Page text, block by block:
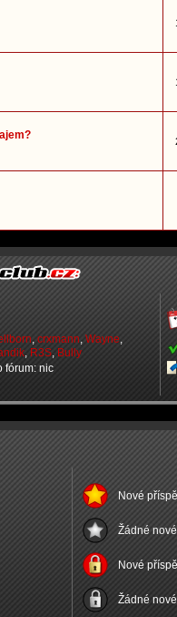
, crxmann, Wayne,
, R3S, Bully
fórum: nic
Nové
Žádné
Nové
Žádné